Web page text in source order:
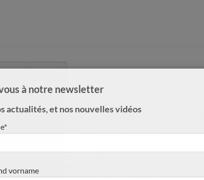
Uns ist nicht
gleichzeitig so kräftige
Bouchet sind sich
sowohl für Konzerte
dynamischere, aber
Klang besitzt diese
VERFÜGBARKEIT UND
à notre newsletter
actualités, et nos nouvelles vidéos
vorname